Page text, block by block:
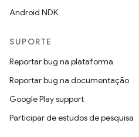
Android NDK
SUPORTE
Reportar bug na plataforma
Reportar bug na documentação
Google Play support
Participar de estudos de pesquisa